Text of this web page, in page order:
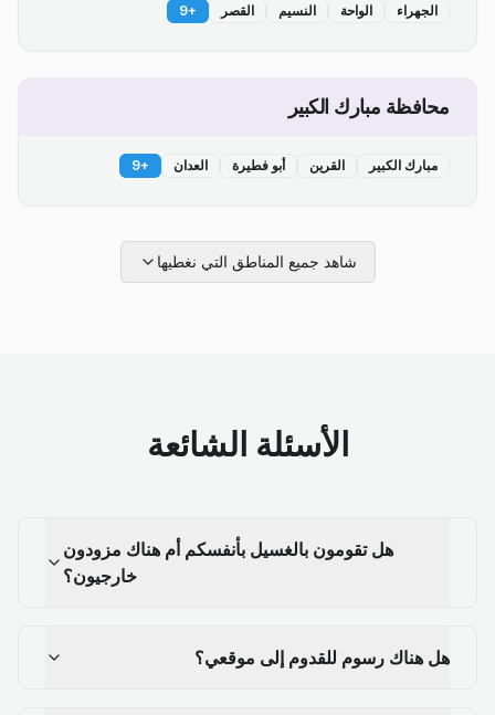
الجهراء الواحة النسيم القصر +
9
محافظة مبارك الكبير
مبارك الكبير القرين أبو فطيرة العدان +
9
شاهد جميع المناطق التي نغطيها
الأسئلة الشائعة
هل تقومون بالغسيل بأنفسكم أم هناك مزودون
خارجيون؟
هل هناك رسوم للقدوم إلى موقعي؟